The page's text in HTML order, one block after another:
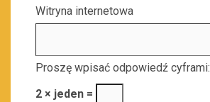
Witryna internetowa
Proszę wpisać odpowiedź cyframi:
2 × jeden =